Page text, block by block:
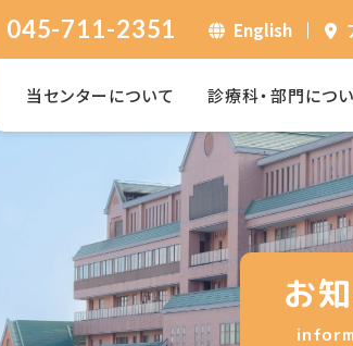
045-711-2351 English
当センターについて 診療科・部門につ
お